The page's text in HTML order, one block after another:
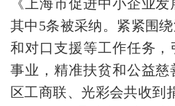
《上海市促进中小企业
其中5条被采纳。紧紧围
和对口支援等工作任务
事业，精准扶贫和公益慈
区工商联、光彩会共收到